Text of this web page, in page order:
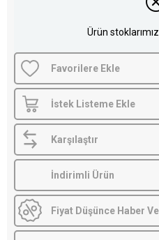
Ürün
Favorilere Ekle
İstek Listeme Ekle
Karşılaştır
İndirimli Ürün
Fiyat Düşünce Haber